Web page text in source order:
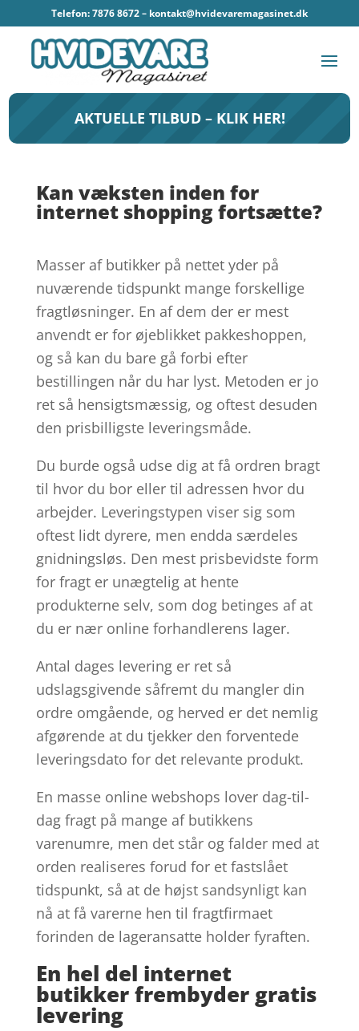
Telefon: 7876 8672 – kontakt@hvidevaremagasinet.dk
AKTUELLE TILBUD – KLIK HER!
Kan væksten inden for
internet shopping fortsætte?
Masser af butikker på nettet yder på
nuværende tidspunkt mange forskellige
fragtløsninger. En af dem der er mest
anvendt er for øjeblikket pakkeshoppen,
og så kan du bare gå forbi efter
bestillingen når du har lyst. Metoden er jo
ret så hensigtsmæssig, og oftest desuden
den prisbilligste leveringsmåde.
Du burde også udse dig at få ordren bragt
til hvor du bor eller til adressen hvor du
arbejder. Leveringstypen viser sig som
oftest lidt dyrere, men endda særdeles
gnidningsløs. Den mest prisbevidste form
for fragt er unægtelig at hente
produkterne selv, som dog betinges af at
du er nær online forhandlerens lager.
Antal dages levering er ret så
udslagsgivende såfremt du mangler din
ordre omgående, og herved er det nemlig
afgørende at du tjekker den forventede
leveringsdato for det relevante produkt.
En masse online webshops lover dag-til-
dag fragt på mange af butikkens
varenumre, men det står og falder med at
orden realiseres forud for et fastslået
tidspunkt, så at de højst sandsynligt kan
nå at få varerne hen til fragtfirmaet
forinden de lageransatte holder fyraften.
En hel del internet
butikker frembyder gratis
levering